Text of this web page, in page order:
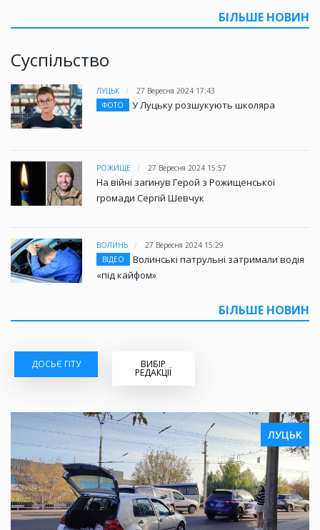
БІЛЬШЕ НОВИН
Суспільство
ЛУЦЬК
27 Вересня 2024 17:43
ФОТО
У Луцьку розшукують школяра
РОЖИЩЕ 27 Вересня 2024 15:57
На війні загинув Герой з Рожищенської
громади Сергій Шевчук
ВОЛИНЬ
27 Вересня 2024 15:29
ВІДЕО
Волинські патрульні затримали водія
«під кайфом»
БІЛЬШЕ НОВИН
ДОСЬЄ ГІТУ ВИБІР
РЕДАКЦІЇ
ЛУЦЬК